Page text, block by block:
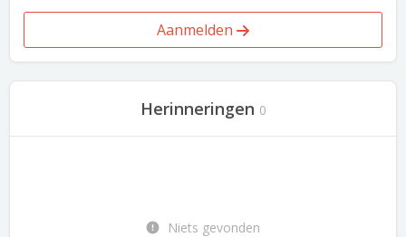
Aanmelden
Herinneringen 0
Niets gevonden